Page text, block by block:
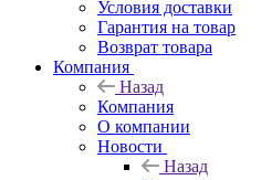
Условия доставки
Гарантия на товар
Возврат товара
Компания
Назад
Компания
О компании
Новости
Назад